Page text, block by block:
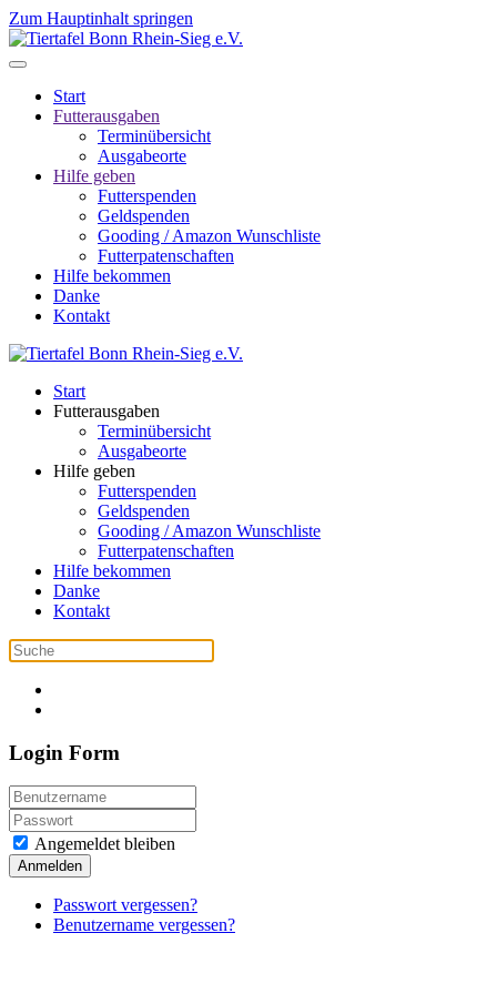
Zum Hauptinhalt springen
Start
Futterausgaben
Terminübersicht
Ausgabeorte
Hilfe geben
Futterspenden
Geldspenden
Gooding / Amazon Wunschliste
Futterpatenschaften
Hilfe bekommen
Danke
Kontakt
Start
Futterausgaben
Terminübersicht
Ausgabeorte
Hilfe geben
Futterspenden
Geldspenden
Gooding / Amazon Wunschliste
Futterpatenschaften
Hilfe bekommen
Danke
Kontakt
Login Form
Angemeldet bleiben
Anmelden
Passwort vergessen?
Benutzername vergessen?